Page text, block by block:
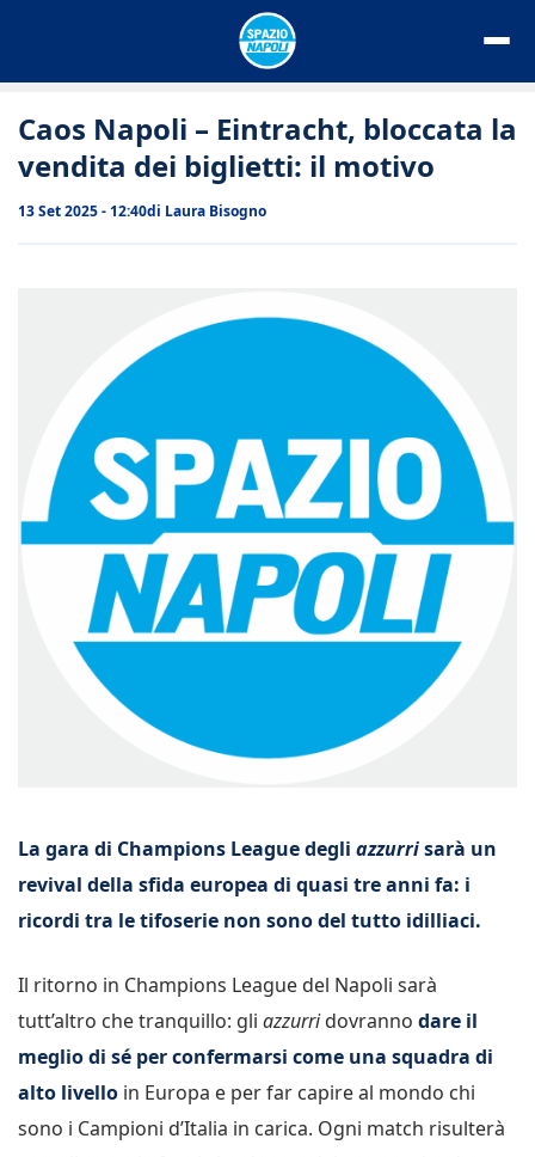
Caos Napoli – Eintracht, bloccata la
vendita dei biglietti: il motivo
13 Set 2025 - 12:40di Laura Bisogno
La gara di Champions League degli azzurrisarà un
revival della sfida europea di quasi tre anni fa: i
ricordi tra le tifoserie non sono del tutto idilliaci.
Il ritorno in Champions League del Napoli sarà
tutt’altro che tranquillo: gli azzurridovranno dare il
meglio di sé per confermarsi come una squadra di
alto livello in Europa e per far capire al mondo chi
sono i Campioni d’Italia in carica. Ogni match risulterà